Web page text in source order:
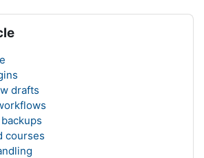
drafts
courses